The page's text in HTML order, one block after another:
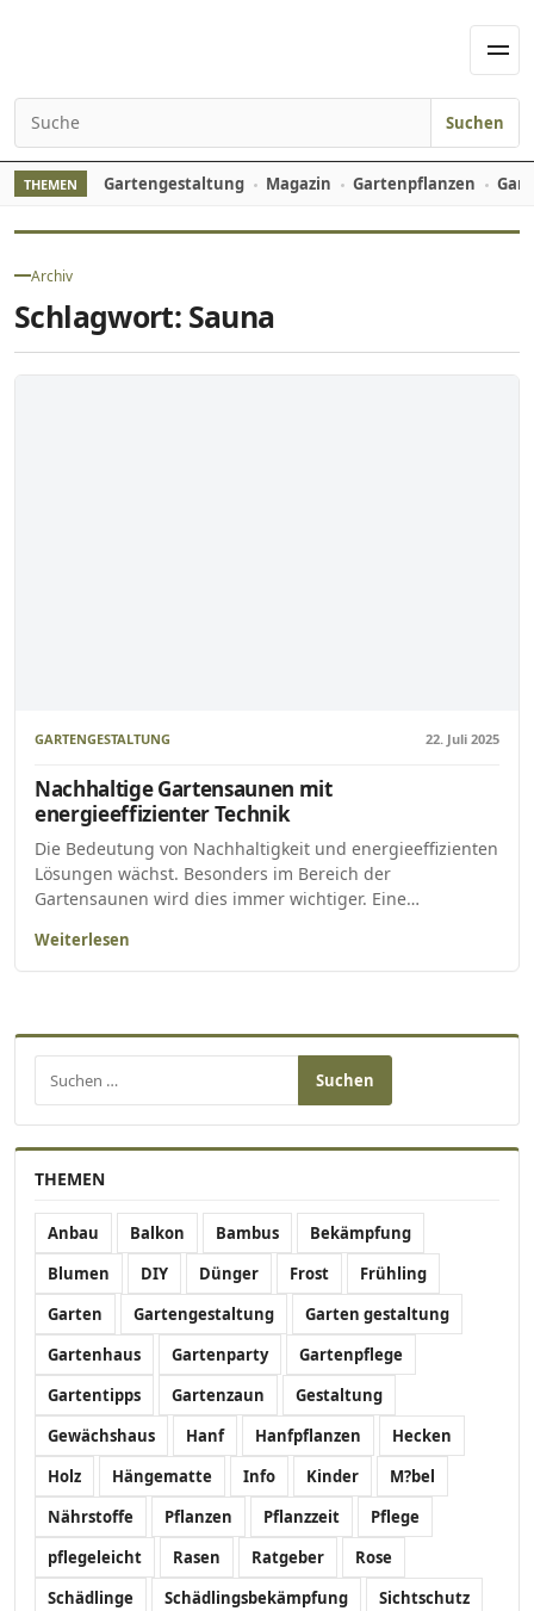
Search for:
Suchen
THEMEN Gartengestaltung Magazin Gartenpflanzen
Archiv
Schlagwort: Sauna
GARTENGESTALTUNG 22. Juli 2025
Nachhaltige Gartensaunen mit
energieeffizienter Technik
Die Bedeutung von Nachhaltigkeit und energieeffizienten
Lösungen wächst. Besonders im Bereich der
Gartensaunen wird dies immer wichtiger. Eine…
Weiterlesen
THEMEN
Anbau Balkon Bambus
Bekämpfung
Blumen
DIY Dünger Frost
Frühling
Garten
Gartengestaltung
Garten gestaltung
Gartenhaus
Gartenparty
Gartenpflege
Gartentipps
Gartenzaun
Gestaltung
Gewächshaus
Hanf Hanfpflanzen
Hecken
Holz
Hängematte Info Kinder
M?bel
Nährstoffe
Pflanzen Pflanzzeit
Pflege
pflegeleicht
Rasen Ratgeber
Rose
Schädlinge
Schädlingsbekämpfung
Sichtschutz